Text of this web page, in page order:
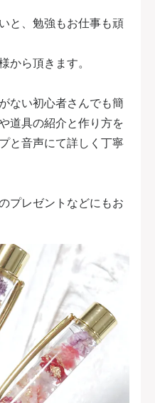
と、勉強もお仕事も頑
から頂きます。
ない初心者さんでも簡
道具の紹介と作り方を
と音声にて詳しく丁寧
プレゼントなどにもお